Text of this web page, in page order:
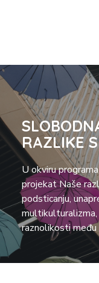
RAZLIKE
U okviru
projekat Naše
podsticanju,
multikulturalizma,
raznolikosti